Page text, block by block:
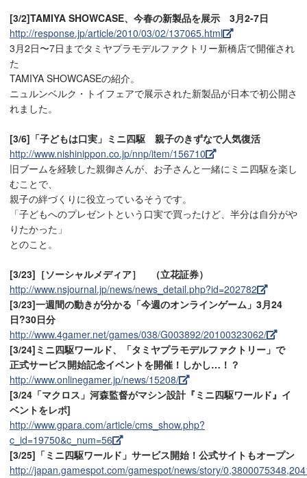
[3/2]TAMIYA SHOWCASE、今春の新製品を展示 3月2-7日
http://response.jp/article/2010/03/02/137065.html
3月2日〜7日までタミヤプラモデルファクトリー新橋店で開催され
た
TAMIYA SHOWCASEの紹介。
ニュルンベルク・トイフェアで展示された新製品が日本で初公開さ
れました。
[3/6]「子どもは口実」ミニ四駆 親子のきずなで人気復活
http://www.nishinippon.co.jp/nnp/item/156710
旧ブームを経験した親御さんが、お子さんと一緒にミニ四駆を楽し
むことで、
親子の絆づくりに役立っているそうです。
「子どもへのプレゼントという口実で買ったけど、半分は自分がや
りたかった」
とのこと。
[3/23]［ソーシャルメディア］ （立花証券）
http://www.nsjournal.jp/news/news_detail.php?id=202782
[3/23]一週間の動きが分かる「今週のオンラインゲーム」3月24
日?30日分
http://www.4gamer.net/games/038/G003892/20100323062/
[3/24]ミニ四駆ワールド、「タミヤプラモデルファクトリー」で
正式サービス開始記念イベントを開催！しかし…！？
http://www.onlinegamer.jp/news/15208/
[3/24「マクロス」河森監督がマシン設計『ミニ四駆ワールド』イ
ベントをレポ]
http://www.gpara.com/article/cms_show.php?
c_id=19750&c_num=56
[3/25]「ミニ四駆ワールド」サービス開始！公式サイトもオープン
http://japan.gamespot.com/gamespot/news/story/